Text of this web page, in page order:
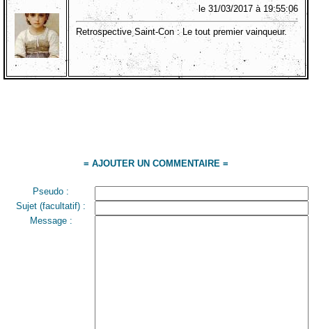
le 31/03/2017 à 19:55:06
Retrospective Saint-Con : Le tout premier vainqueur.
= AJOUTER UN COMMENTAIRE =
Pseudo :
Sujet (facultatif) :
Message :